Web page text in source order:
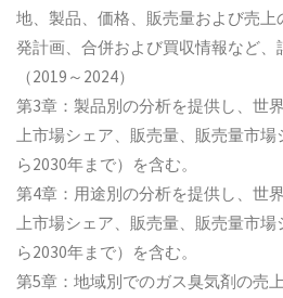
地、製品、価格、販売量および売
発計画、合併および買収情報など、
（2019～2024）
第3章：製品別の分析を提供し、世
上市場シェア、販売量、販売量市
ら2030年まで）を含む。
第4章：用途別の分析を提供し、世
上市場シェア、販売量、販売量市
ら2030年まで）を含む。
第5章：地域別でのガス臭気剤の売